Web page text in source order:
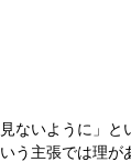
ないように」
う主張では理